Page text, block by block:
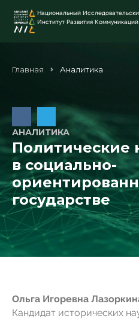
Национальный
Институт Развития Коммуникаций
Главная Аналитика
АНАЛИТИКА
Политические
в социально-
государстве
Ольга Игоревна
Кандидат исторических